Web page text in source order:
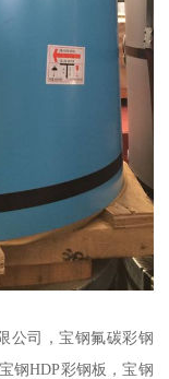
公司，宝钢氟碳彩钢
钢HDP彩钢板，宝钢